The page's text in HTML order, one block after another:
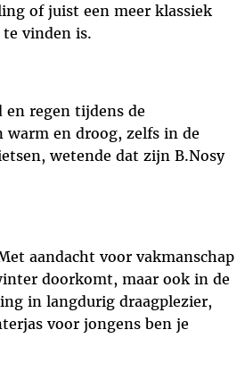
of juist een meer klassiek
vinden is.
regen tijdens de
en droog, zelfs in de
wetende dat zijn B.Nosy
aandacht voor vakmanschap
doorkomt, maar ook in de
in langdurig draagplezier,
voor jongens ben je